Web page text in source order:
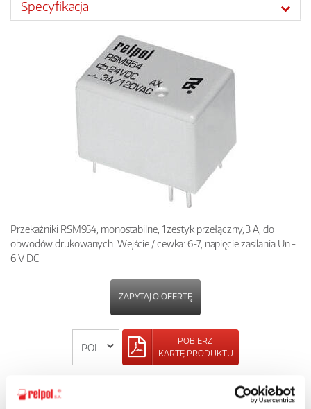
Specyfikacja
Przekaźniki RSM954, monostabilne, 1 zestyk przełączny, 3 A, do
obwodów drukowanych. Wejście / cewka: 6-7, napięcie zasilania Un -
6 V DC
ZAPYTAJ O OFERTĘ
POBIERZ
KARTĘ PRODUKTU